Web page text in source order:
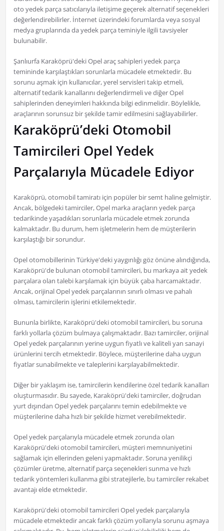
oto yedek parça satıcılarıyla iletişime geçerek alternatif seçenekleri
değerlendirebilirler. İnternet üzerindeki forumlarda veya sosyal
medya gruplarında da yedek parça teminiyle ilgili tavsiyeler
bulunabilir.
Şanlıurfa Karaköprü'deki Opel araç sahipleri yedek parça
temininde karşılaştıkları sorunlarla mücadele etmektedir. Bu
sorunu aşmak için kullanıcılar, yerel servisleri takip etmeli,
alternatif tedarik kanallarını değerlendirmeli ve diğer Opel
sahiplerinden deneyimleri hakkında bilgi edinmelidir. Böylelikle,
araçlarının sorunsuz bir şekilde tamir edilmesini sağlayabilirler.
Karaköprü’deki Otomobil
Tamircileri Opel Yedek
Parçalarıyla Mücadele Ediyor
Karaköprü, otomobil tamiratı için popüler bir semt haline gelmiştir.
Ancak, bölgedeki tamirciler, Opel marka araçların yedek parça
tedarikinde yaşadıkları sorunlarla mücadele etmek zorunda
kalmaktadır. Bu durum, hem işletmelerin hem de müşterilerin
karşılaştığı bir sorundur.
Opel otomobillerinin Türkiye'deki yaygınlığı göz önüne alındığında,
Karaköprü'de bulunan otomobil tamircileri, bu markaya ait yedek
parçalara olan talebi karşılamak için büyük çaba harcamaktadır.
Ancak, orijinal Opel yedek parçalarının sınırlı olması ve pahalı
olması, tamircilerin işlerini etkilemektedir.
Bununla birlikte, Karaköprü'deki otomobil tamircileri, bu soruna
farklı yollarla çözüm bulmaya çalışmaktadır. Bazı tamirciler, orijinal
Opel yedek parçalarının yerine uygun fiyatlı ve kaliteli yan sanayi
ürünlerini tercih etmektedir. Böylece, müşterilerine daha uygun
fiyatlar sunabilmekte ve taleplerini karşılayabilmektedir.
Diğer bir yaklaşım ise, tamircilerin kendilerine özel tedarik kanalları
oluşturmasıdır. Bu sayede, Karaköprü'deki tamirciler, doğrudan
yurt dışından Opel yedek parçalarını temin edebilmekte ve
müşterilerine daha hızlı bir şekilde hizmet verebilmektedir.
Opel yedek parçalarıyla mücadele etmek zorunda olan
Karaköprü'deki otomobil tamircileri, müşteri memnuniyetini
sağlamak için ellerinden geleni yapmaktadır. Soruna yenilikçi
çözümler üretme, alternatif parça seçenekleri sunma ve hızlı
tedarik yöntemleri kullanma gibi stratejilerle, bu tamirciler rekabet
avantajı elde etmektedir.
Karaköprü'deki otomobil tamircileri Opel yedek parçalarıyla
mücadele etmektedir ancak farklı çözüm yollarıyla sorunu aşmaya